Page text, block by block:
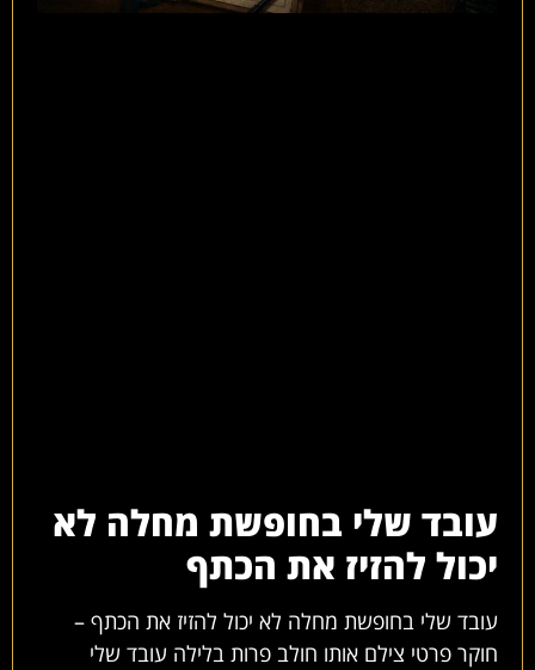
עובד שלי בחופשת מחלה לא
יכול להזיז את הכתף
עובד שלי בחופשת מחלה לא יכול להזיז את הכתף –
חוקר פרטי צילם אותו חולב פרות בלילה עובד שלי